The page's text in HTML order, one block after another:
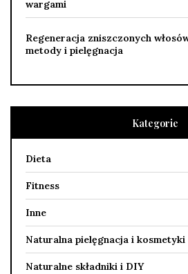
wargami
Regeneracja zniszczonych
metody i pielęgnacja
Kategorie
Dieta
Fitness
Inne
Naturalna pielęgnacja i kosmetyki
Naturalne składniki i DIY